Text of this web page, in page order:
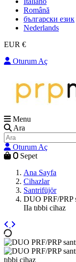
Română
български език
Nederlands
EUR €
Oturum Aç
Menu
Ara
Oturum Aç
0 Sepet
Ana Sayfa
Cihazlar
Santrifüjör
DUO PRF/PRP
IIa tıbbi cihaz